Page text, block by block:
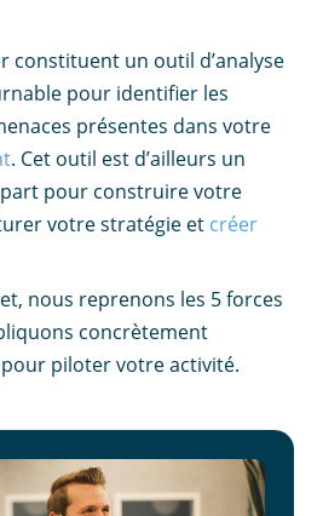
constituent un outil d’analyse
pour identifier les
présentes dans votre
. Cet outil est d’ailleurs un
pour construire votre
votre stratégie et créer
nous reprenons les 5 forces
concrètement
piloter votre activité.